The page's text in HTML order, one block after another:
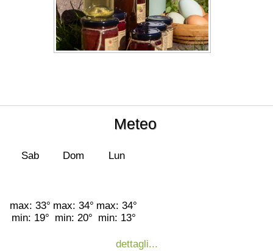
Meteo
Sab Dom Lun
max: 33°
min: 19°
max: 34°
min: 20°
max: 34°
min: 13°
dettagli...